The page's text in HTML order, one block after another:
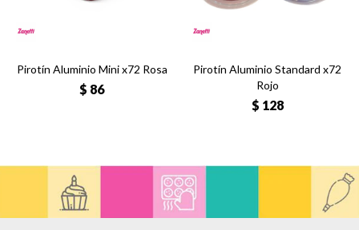
Pirotín Aluminio Mini x72 Rosa
$ 86
Pirotín Aluminio Standard x72
Rojo
$ 128